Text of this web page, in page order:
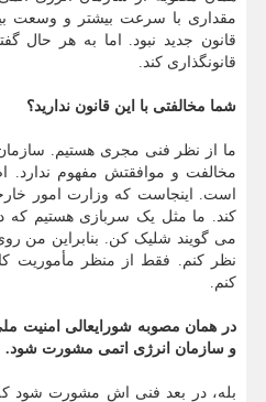
مقداری با سرعت بیشتر و وسعت
قانون جدید نبود. اما به هر حال
قانونگذاری کند.
شما مخالفتی با این قانون ندارید؟
ما از نظر فنی مجری هستیم. سازمان
مخالفت و موافقتش مفهوم
است. اینجاست که وزارت امور
کند. ما مثل یک سربازی هستیم
می گویند شلیک کن. بنابراین من
نظر کنم. فقط از منظر مأموریت
کنم.
در همان مصوبه شورایعالی امنیت
و سازمان انرژی اتمی مشورت شود.
بله، در بعد فنی اش مشورت شود